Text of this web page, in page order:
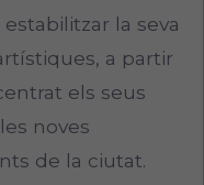
la seva
a partir
els seus
noves
de la ciutat.